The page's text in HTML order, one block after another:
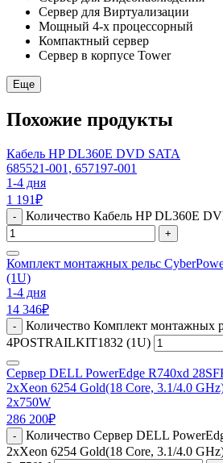
Сервер для Виртуализации
Мощный 4-х процессорный
Компактный сервер
Сервер в корпусе Tower
Еще
Похожие продукты
Кабель HP DL360E DVD SATA
685521-001, 657197-001
1-4 дня
1 191₽
- Количество Кабель HP DL360E
+
Комплект монтажных рельс
(1U)
1-4 дня
14 346₽
-
Количество Комплект монтажных
4POSTRAILKIT1832 (1U)
Сервер DELL PowerEdge R740xd
2xXeon 6254 Gold(18 Core, 3.1/4.0
2x750W
286 200₽
-
Количество Сервер DELL
2xXeon 6254 Gold(18 Core, 3.1/4.0